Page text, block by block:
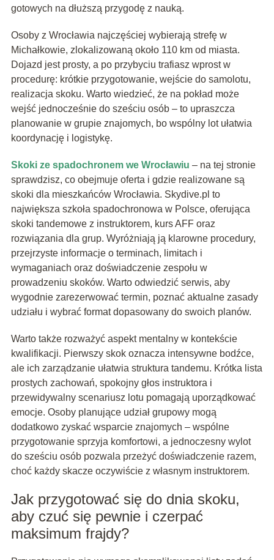
gotowych na dłuższą przygodę z nauką.
Osoby z Wrocławia najczęściej wybierają strefę w
Michałkowie, zlokalizowaną około 110 km od miasta.
Dojazd jest prosty, a po przybyciu trafiasz wprost w
procedurę: krótkie przygotowanie, wejście do samolotu,
realizacja skoku. Warto wiedzieć, że na pokład może
wejść jednocześnie do sześciu osób – to upraszcza
planowanie w grupie znajomych, bo wspólny lot ułatwia
koordynację i logistykę.
Skoki ze spadochronem we Wrocławiu – na tej stronie
sprawdzisz, co obejmuje oferta i gdzie realizowane są
skoki dla mieszkańców Wrocławia. Skydive.pl to
największa szkoła spadochronowa w Polsce, oferująca
skoki tandemowe z instruktorem, kurs AFF oraz
rozwiązania dla grup. Wyróżniają ją klarowne procedury,
przejrzyste informacje o terminach, limitach i
wymaganiach oraz doświadczenie zespołu w
prowadzeniu skoków. Warto odwiedzić serwis, aby
wygodnie zarezerwować termin, poznać aktualne zasady
udziału i wybrać format dopasowany do swoich planów.
Warto także rozważyć aspekt mentalny w kontekście
kwalifikacji. Pierwszy skok oznacza intensywne bodźce,
ale ich zarządzanie ułatwia struktura tandemu. Krótka lista
prostych zachowań, spokojny głos instruktora i
przewidywalny scenariusz lotu pomagają uporządkować
emocje. Osoby planujące udział grupowy mogą
dodatkowo zyskać wsparcie znajomych – wspólne
przygotowanie sprzyja komfortowi, a jednoczesny wylot
do sześciu osób pozwala przeżyć doświadczenie razem,
choć każdy skacze oczywiście z własnym instruktorem.
Jak przygotować się do dnia skoku,
aby czuć się pewnie i czerpać
maksimum frajdy?